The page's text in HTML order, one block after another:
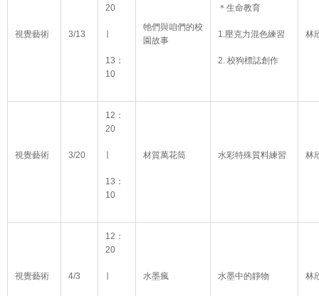
視覺藝術 3/13
20
13：
10
牠們與咱們的校
園故事
＊生命教育
1.壓克力混色練習
2. 校狗標誌創作
林
視覺藝術 3/20
12：
20
13：
10
材質萬花筒 水彩特殊質料練習 林
視覺藝術 4/3
12：
20
水墨瘋 水墨中的靜物 林